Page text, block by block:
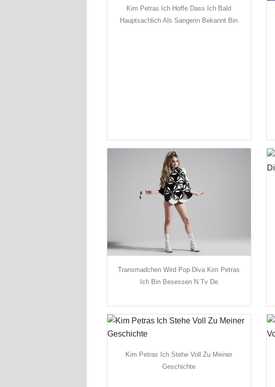
Kim Petras Ich Hoffe Dass Ich Bald
Hauptsachlich Als Sangerin Bekannt Bin
Transmadchen Wird Pop Diva Kim Petras
Ich Bin Besessen N Tv De
Kim Petras Ich Stehe Voll Zu Meiner
Geschichte